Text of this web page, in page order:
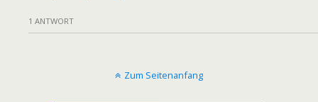
1 ANTWORT
Zum Seitenanfang